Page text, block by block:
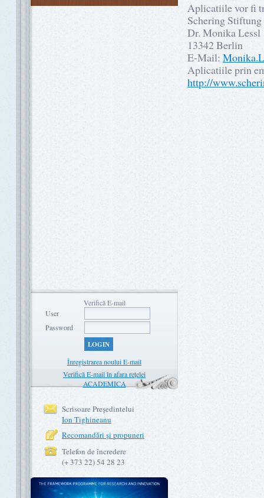
Verifică E-mail
User
Password
LOGIN
Înregistrarea noului E-mail
Verifică E-mail în afara rețelei
ACADEMICA
Scrisoare Preşedintelui
Ion Tighineanu
Recomandări şi propuneri
Telefon de încredere
(+ 373 22) 54 28 23
Aplicatiile vor fi
Schering Stiftung
Dr. Monika Lessl
13342 Berlin
E-Mail:
Aplicatiile prin
http://